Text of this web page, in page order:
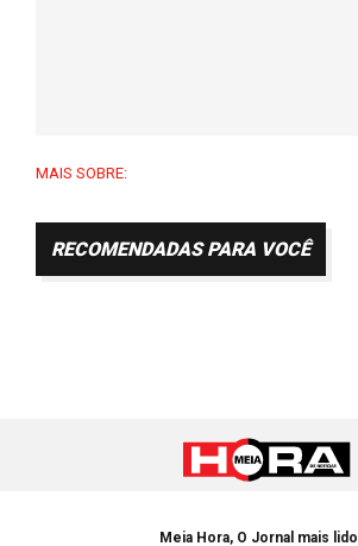
MAIS SOBRE:
RECOMENDADAS PARA VOCÊ
Meia Hora, O Jornal mais lido